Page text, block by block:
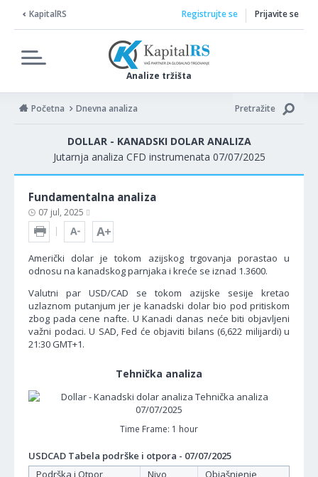
KapitalRS
Analize tržišta
Registrujte se Prijavite se
Početna Dnevna analiza Pretražite
DOLLAR - KANADSKI DOLAR ANALIZA
Jutarnja analiza CFD instrumenata 07/07/2025
Fundamentalna analiza
07 jul, 2025
Američki dolar je tokom azijskog trgovanja porastao u
odnosu na kanadskog parnjaka i kreće se iznad 1.3600.
Valutni par USD/CAD se tokom azijske sesije kretao
uzlaznom putanjum jer je kanadski dolar bio pod pritiskom
zbog pada cene nafte. U Kanadi danas neće biti objavljeni
važni podaci. U SAD, Fed će objaviti bilans (6,622 milijardi) u
21:30 GMT+1.
Tehnička analiza
Time Frame: 1 hour
USDCAD Tabela podrške i otpora - 07/07/2025
Podrška i Otpor
Nivo
Objašnjenje